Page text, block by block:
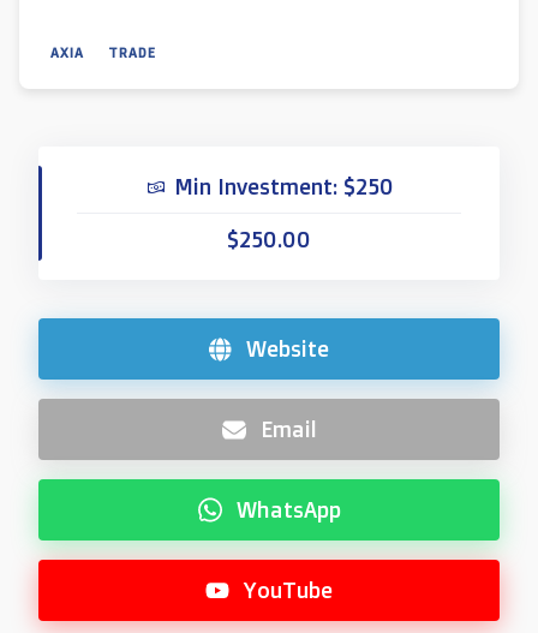
AXIA TRADE
Min Investment: $250
$250.00
Website
Email
WhatsApp
YouTube